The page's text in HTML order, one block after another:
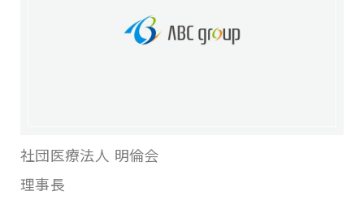
社団医療法人 明倫会
理事長